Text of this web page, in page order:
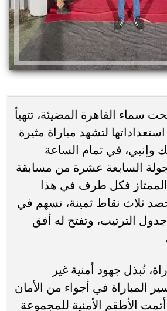
سماء القاهرة المضيئة، تتهيأ
لتشهد مباراة مثيرة
وإنبي، في تمام الساعة
السابعة عشرة من مسابقة
فكل طرف في هذا
ثلاث نقاط ثمينة، تسهم في
الترتيب، وتفتح له أفق
تُبذل جهود أمنية غير
المباراة في أجواء من الأمان
الأطقم الأمنية للمجموعة